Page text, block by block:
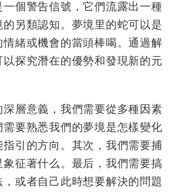
個警告信號，它們流露出一種
的另類認知。夢境里的蛇可以是
緒或機會的當頭棒喝。通過解
探究潛在的優勢和發現新的元
層意義，我們需要從多種因素
需要熟悉我們的夢境是怎樣變化
引的方向。其次，我們需要捕
征著什么。最后，我們需要搞
或者自己此時想要解決的問題